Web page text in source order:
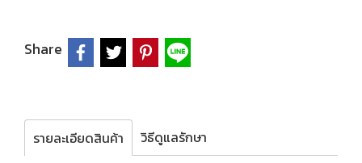
Share
รายละเอียดสินค้า วิธีดูแลรักษา